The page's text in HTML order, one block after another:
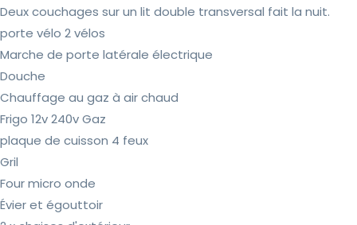
Deux couchages sur un lit double transversal fait la nuit.
porte vélo 2 vélos
Marche de porte latérale électrique
Douche
Chauffage au gaz à air chaud
Frigo 12v 240v Gaz
plaque de cuisson 4 feux
Gril
Four micro onde
Évier et égouttoir